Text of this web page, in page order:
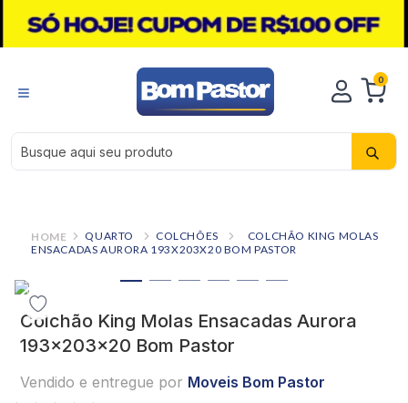
0
Busque aqui seu produto
QUARTO COLCHÕES
COLCHÃO KING MOLAS
ENSACADAS AURORA 193X203X20 BOM PASTOR
Colchão King Molas Ensacadas Aurora
193x203x20 Bom Pastor
Vendido e entregue por Moveis Bom Pastor